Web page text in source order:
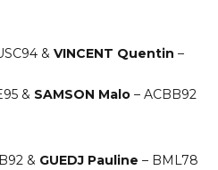
& VINCENT Quentin –
& SAMSON Malo– ACBB92
& GUEDJ Pauline – BML78